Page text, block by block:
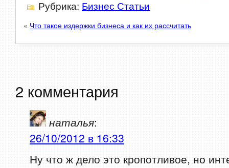
Рубрика: Бизнес Статьи
« Что такое издержки бизнеса и как их рассчитать
2 комментария
наталья:
26/10/2012 в 16:33
Ну что ж дело это кропотливое, но